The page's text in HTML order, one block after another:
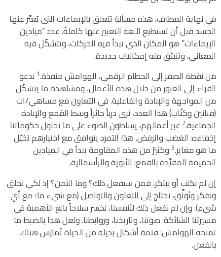
في نهاية المطاف، هذه مسألة تتعلق بالإيماءات التي يُعبِّر عنها
الجسد قبل أن تستطيع اللغة التعبير عنها كاملةً. عدد “ميادين
الإيماءات” هو المكان الذي تبدأ فيه الحركات، وتتشكّل فيه
المعاني، وتنبثق منه إمكانيات جديدة.
من نقطة الصفر إلى الحطام الرقمي، الهوامش منفذة.1 ندعو
القراء إلى العبور من خلال هذه الأعمال، ومشاهدة ما يتشكّل
من المواجهة والإبادة والفاعلية. في التعاون مع مساهي/ات
(فنانين وكتّاب) هذا العدد، نرى درباً حائراً وسط القمع والإبادة
الجماعية.2 عبر أعمالهم، يسلطون الضوء على ما تحاول حكوماتنا
إخفاءه: الغضب والرفض. هذا التمرد يتوافق مع اختيارهم تخيّل
ما هو مغاير.3 وكثيرٌ من هذه المقاومة يبدأ في الميادين
الحميمة المقيَّدة بالقمع: الأبوية والرأسمالية.
إن لم نكتب أو نبتكر، فمن سيفعل ذلك؟ وما الثمن؟ إذ لكي نخلق
ونفكر ونُوثِّق، نحتاج إلى التعاون والتواصل (مع شيء ما؛ مع أي
شيء). وإن لم نفعل ذلك لأنفسنا، نخسر سلاحاً بالغ الأهمية في
مسيرتنا الشائكة: صوتنا، وتاريخنا، وروابطنا. ولعل هذا بالضبط ما
تمنحه الهوامش: فثمة أشكال بديلة من الحياة تُمارَس هناك
بالفعل.